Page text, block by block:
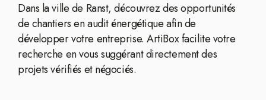
Dans la ville de Ranst, découvrez des opportunités
de chantiers en audit énergétique afin de
développer votre entreprise. ArtiBox facilite votre
recherche en vous suggérant directement des
projets vérifiés et négociés.